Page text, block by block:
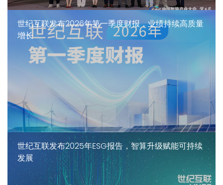
世纪互联发布2026年第一季度财报，业绩持续高质量
增长
世纪互联发布2025年ESG报告，智算升级赋能可持续
发展